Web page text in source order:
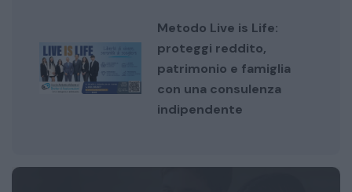
Metodo Live is Life:
proteggi reddito,
patrimonio e famiglia
con una consulenza
indipendente